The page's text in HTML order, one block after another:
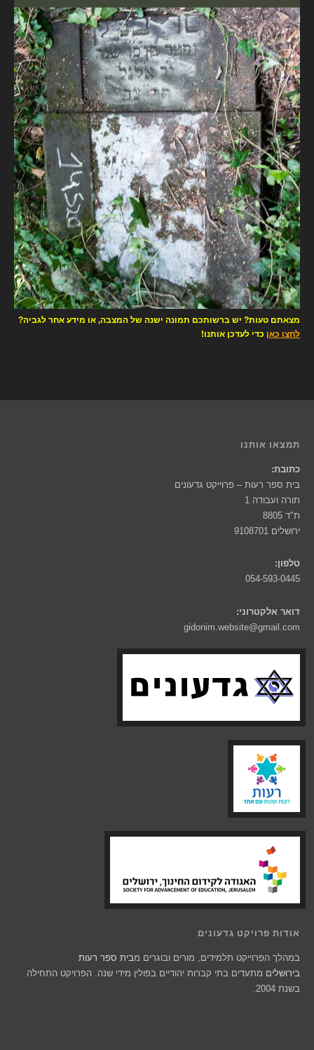
מצאתם טעות? יש ברשותכם תמונה ישנה של המצבה, או מידע אחר לגביה?
לחצו כאן כדי לעדכן אותנו!
תמצאו אותנו
כתובת:
בית ספר רעות – פרוייקט גדעונים
תורה ועבודה 1
ת"ד 8805
ירושלים 9108701
טלפון:
054-593-0445
דואר אלקטרוני:
gidonim.website@gmail.com
אודות פרויקט גדעונים
במהלך הפרוייקט תלמידים, מורים ובוגרים מבית ספר רעות
בירושלים מתעדים בתי קברות יהודיים בפולין מידי שנה. הפרויקט התחילה
בשנת 2004.